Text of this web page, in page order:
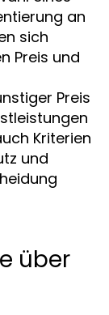
an
sich
Preis und
Preis
Kriterien
und
über